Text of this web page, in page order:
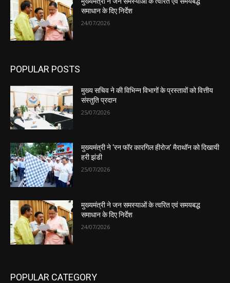
समाधान के दिए निर्देश
24/07/2026
POPULAR POSTS
मुख्य सचिव ने की विभिन्न विभागों के प्रस्तावों को वित्तीय
संस्तुति प्रदान
25/07/2026
मुख्यमंत्री ने ‘रन फॉर कारगिल हीरोज’ मैराथॉन को दिखायी
हरी झंडी
25/07/2026
मुख्यमंत्री ने जन समस्याओं के त्वरित एवं समयबद्ध
समाधान के दिए निर्देश
24/07/2026
POPULAR CATEGORY